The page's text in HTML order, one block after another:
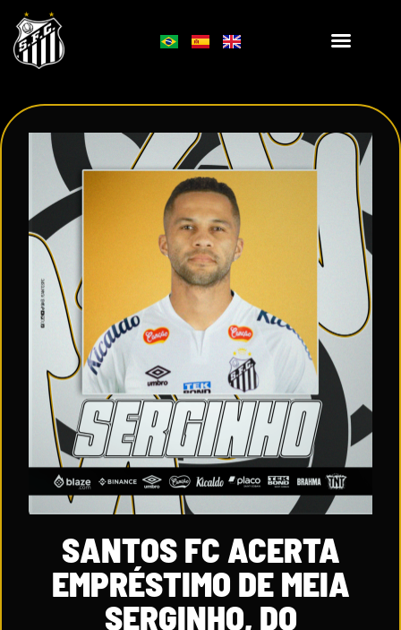
SANTOS FC ACERTA
EMPRÉSTIMO DE MEIA
SERGINHO, DO